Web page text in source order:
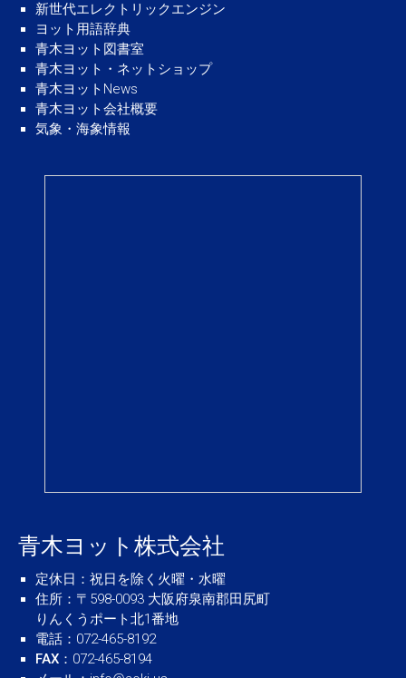
新世代エレクトリックエンジン
ヨット用語辞典
青木ヨット図書室
青木ヨット・ネットショップ
青木ヨットNews
青木ヨット会社概要
気象・海象情報
青木ヨット株式会社
定休日 ：祝日を除く火曜・水曜
住所 ：〒598-0093 大阪府泉南郡田尻町
りんくうポート北1番地
電話 ：072-465-8192
FAX ：072-465-8194